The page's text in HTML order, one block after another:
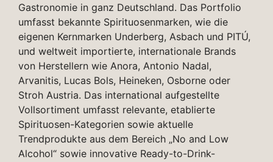
Gastronomie in ganz Deutschland. Das Portfolio
umfasst bekannte Spirituosenmarken, wie die
eigenen Kernmarken Underberg, Asbach und PITÚ,
und weltweit importierte, internationale Brands
von Herstellern wie Anora, Antonio Nadal,
Arvanitis, Lucas Bols, Heineken, Osborne oder
Stroh Austria. Das international aufgestellte
Vollsortiment umfasst relevante, etablierte
Spirituosen-Kategorien sowie aktuelle
Trendprodukte aus dem Bereich „No and Low
Alcohol“ sowie innovative Ready-to-Drink-